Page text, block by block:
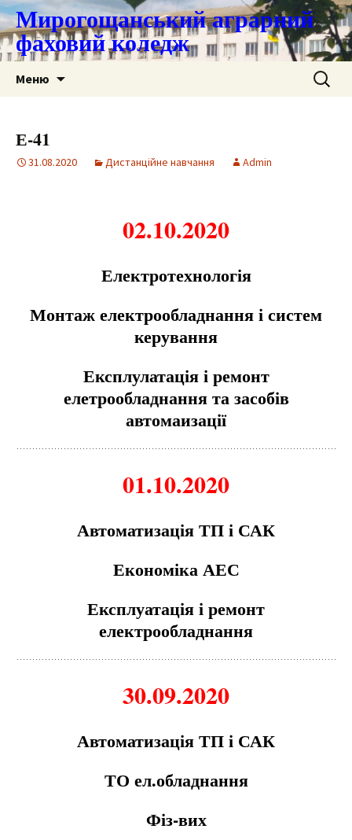
Мирогощанський аграрний
фаховий коледж
Меню Пошук:
Е-41
31.08.2020 Дистанційне навчання Admin
02.10.2020
Електротехнологія
Монтаж електрообладнання і систем
керування
Експлулатація і ремонт
елетрообладнання та засобів
автомаизації
01.10.2020
Автоматизація ТП і САК
Економіка АЕС
Експлуатація і ремонт
електрообладнання
30.09.2020
Автоматизація ТП і САК
ТО ел.обладнання
Фіз-вих